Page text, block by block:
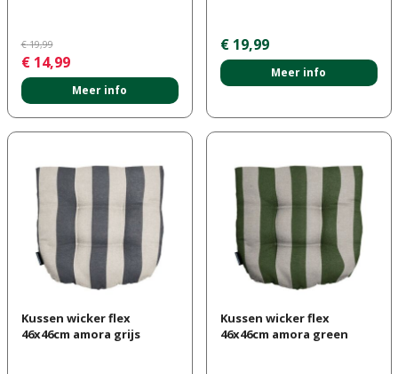
€ 19,99
€ 14,99
Meer info
€ 19,99
Meer info
Kussen wicker flex
46x46cm amora grijs
Kussen wicker flex
46x46cm amora green